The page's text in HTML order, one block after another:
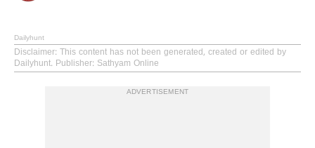
Dailyhunt
Disclaimer: This content has not been generated, created or edited by
Dailyhunt. Publisher: Sathyam Online
ADVERTISEMENT